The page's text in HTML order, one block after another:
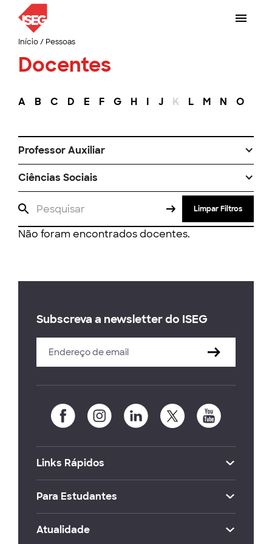
Início/ Pessoas
Docentes
A B C D E F G H I J K L M N O
Professor Auxiliar
Ciências Sociais
Limpar Filtros
Não foram encontrados docentes.
Subscreva a newsletter do ISEG
Links Rápidos
Para Estudantes
Atualidade